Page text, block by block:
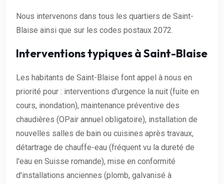
Nous intervenons dans tous les quartiers de Saint-
Blaise ainsi que sur les codes postaux 2072.
Interventions typiques à Saint-Blaise
Les habitants de Saint-Blaise font appel à nous en
priorité pour : interventions d'urgence la nuit (fuite en
cours, inondation), maintenance préventive des
chaudières (OPair annuel obligatoire), installation de
nouvelles salles de bain ou cuisines après travaux,
détartrage de chauffe-eau (fréquent vu la dureté de
l'eau en Suisse romande), mise en conformité
d'installations anciennes (plomb, galvanisé à